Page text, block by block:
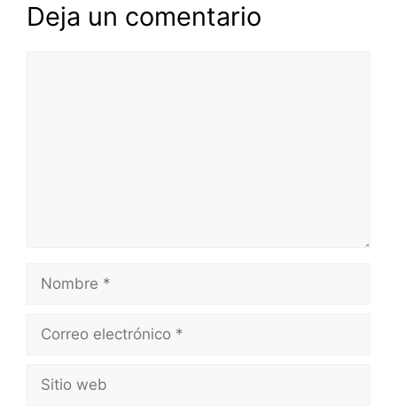
Deja un comentario
Nombre
Correo
Sitio
web